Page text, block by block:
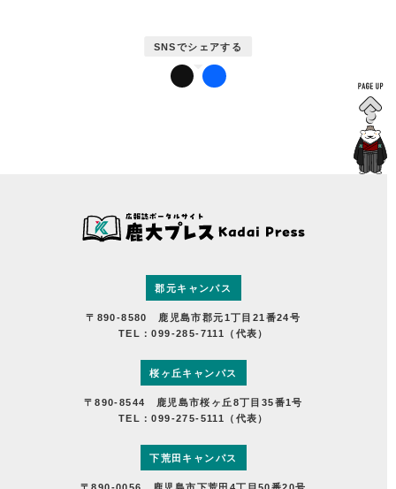
郡元キャンパス
〒890-8580 鹿児島市郡元1丁目21番24号
TEL：099-285-7111（代表）
桜ヶ丘キャンパス
〒890-8544 鹿児島市桜ヶ丘8丁目35番1号
TEL：099-275-5111（代表）
下荒田キャンパス